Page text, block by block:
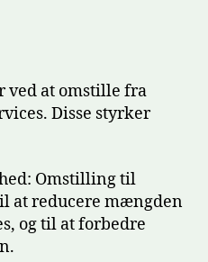
ved at omstille fra
Disse styrker
Omstilling til
at reducere mængden
og til at forbedre